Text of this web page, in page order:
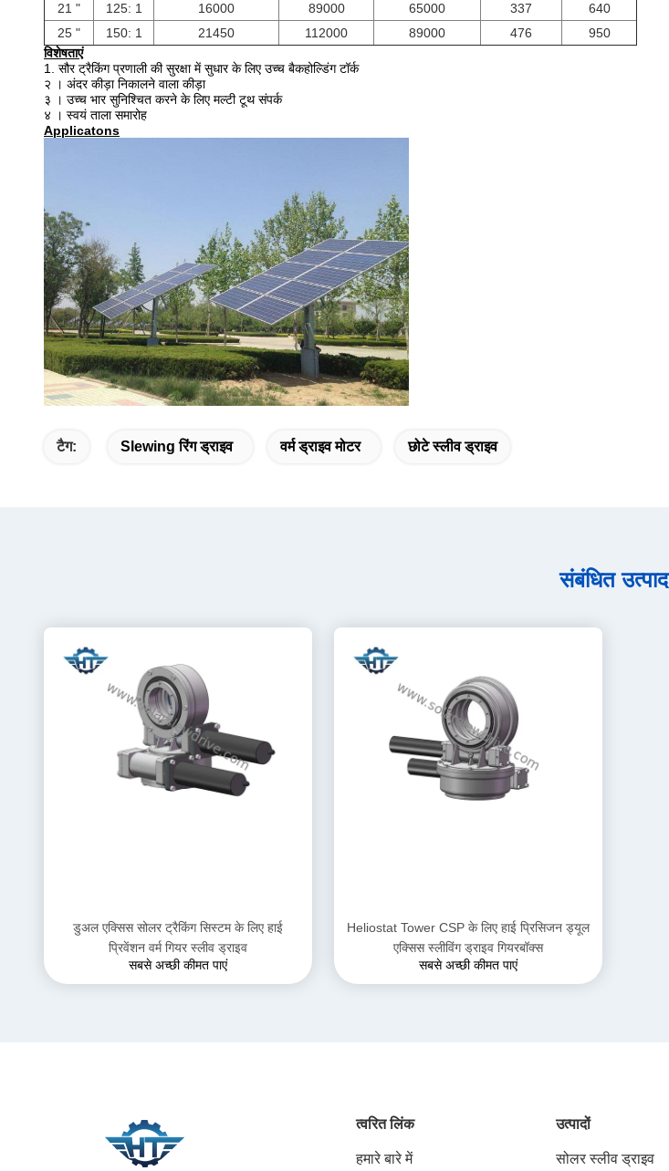
21 "
125: 1 16000 89000 65000 337
640
25 "
150: 1 21450 112000 89000 476
950
विशेषताएं
1. सौर ट्रैकिंग प्रणाली की सुरक्षा में सुधार के लिए उच्च बैकहोल्डिंग टॉर्क
२
। अंदर कीड़ा निकालने वाला कीड़ा
३
। उच्च भार सुनिश्चित करने के लिए मल्टी टूथ संपर्क
४
। स्वयं ताला समारोह
Applicatons
टैग: Slewing रिंग ड्राइव वर्म ड्राइव मोटर छोटे स्लीव ड्राइव
संबंधित उत्पाद
डुअल एक्सिस सोलर ट्रैकिंग सिस्टम के लिए हाई
प्रिवेंशन वर्म गियर स्लीव ड्राइव
सबसे अच्छी कीमत पाएं
Heliostat Tower CSP के लिए हाई प्रिसिजन ड्यूल
एक्सिस स्लीविंग ड्राइव गियरबॉक्स
सबसे अच्छी कीमत पाएं
त्वरित लिंक
हमारे बारे में
उत्पादों
सोलर स्लीव ड्राइव